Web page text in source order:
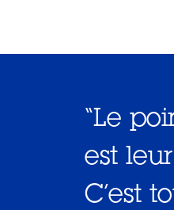
“Le
est
C’est